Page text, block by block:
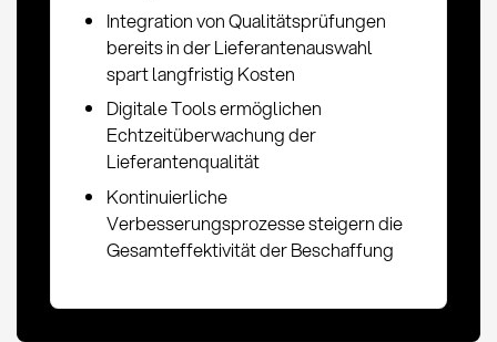
Integration von Qualitätsprüfungen
bereits in der Lieferantenauswahl
spart langfristig Kosten
Digitale Tools ermöglichen
Echtzeitüberwachung der
Lieferantenqualität
Kontinuierliche
Verbesserungsprozesse steigern die
Gesamteffektivität der Beschaffung